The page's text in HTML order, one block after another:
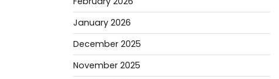
January 2026
December 2025
November 2025